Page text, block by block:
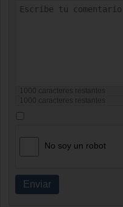
caracteres restantes
caracteres restantes
No soy un robot
Enviar